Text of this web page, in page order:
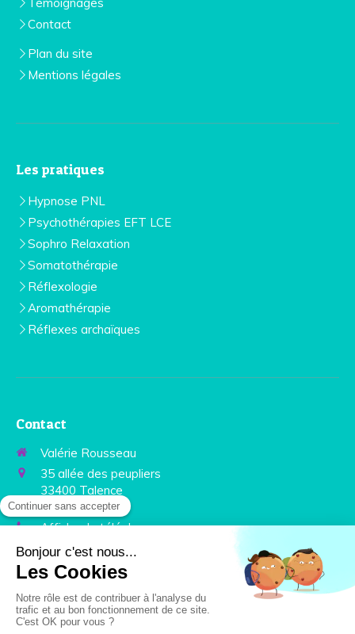
Témoignages
Contact
Plan du site
Mentions légales
Les pratiques
Hypnose PNL
Psychothérapies EFT LCE
Sophro Relaxation
Somatothérapie
Réflexologie
Aromathérapie
Réflexes archaïques
Contact
Valérie Rousseau
35 allée des peupliers
33400 Talence
France
Afficher le téléphone
Prendre rendez-vous